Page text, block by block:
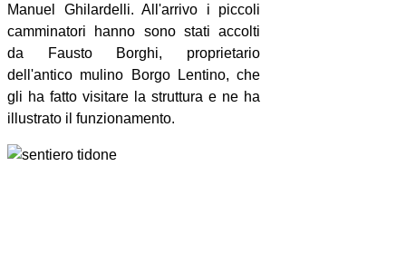
Manuel Ghilardelli. All'arrivo i piccoli
camminatori hanno sono stati accolti
da Fausto Borghi, proprietario
dell'antico mulino Borgo Lentino, che
gli ha fatto visitare la struttura e ne ha
illustrato il funzionamento.